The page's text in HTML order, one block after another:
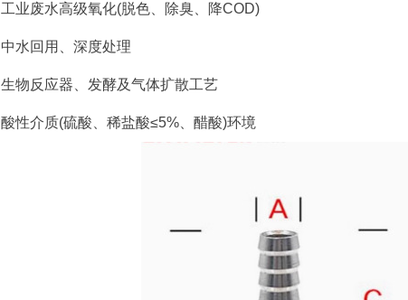
工业废水高级氧化(脱色、除臭、降COD)
中水回用、深度处理
生物反应器、发酵及气体扩散工艺
酸性介质(硫酸、稀盐酸≤5%、醋酸)环境